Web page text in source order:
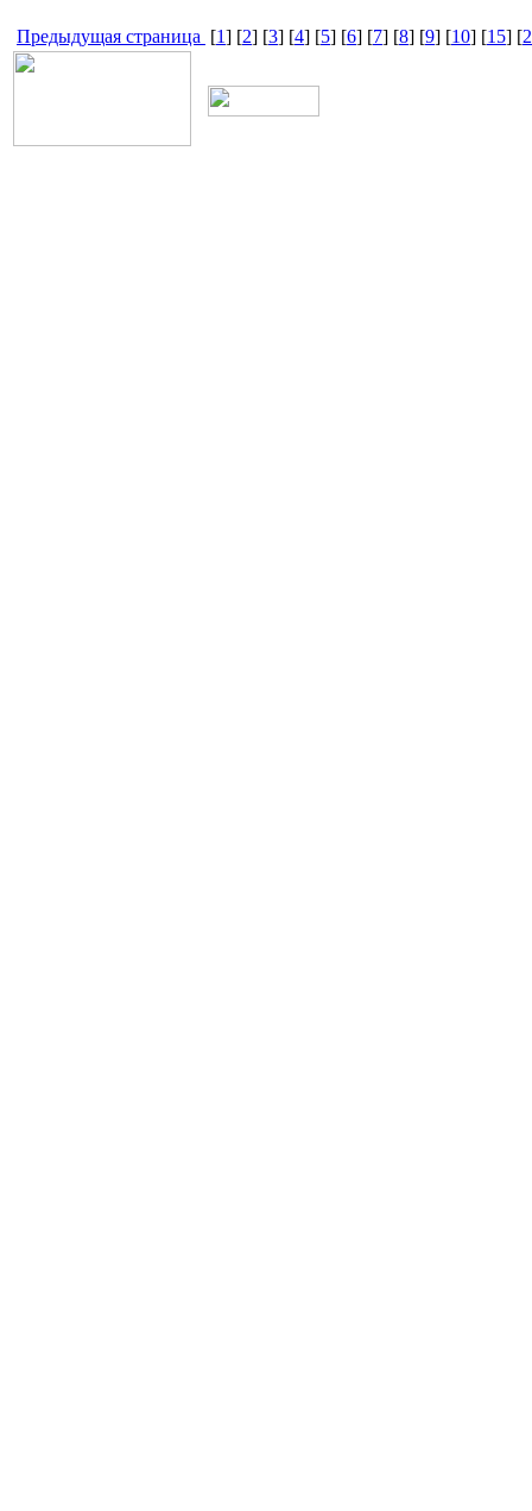
Предыдущая страница [1] [2] [3] [4] [5] [6] [7] [8] [9] [10] [15] [